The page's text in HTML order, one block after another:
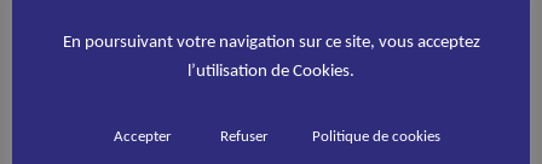
compétences, aptitudes et connaissances acquises en adéquation
référentiel d’activité, de compétences et d’évaluation
En poursuivant votre navigation sur ce site, vous acceptez
l’utilisation de Cookies.
Accepter Refuser Politique de cookies